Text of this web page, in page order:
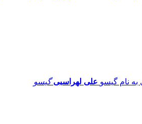
علی لهراسبی گیسو